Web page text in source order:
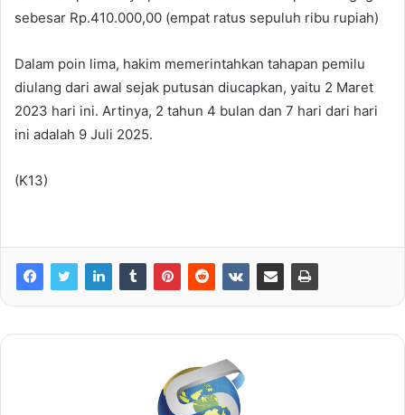
sebesar Rp.410.000,00 (empat ratus sepuluh ribu rupiah)
Dalam poin lima, hakim memerintahkan tahapan pemilu
diulang dari awal sejak putusan diucapkan, yaitu 2 Maret
2023 hari ini. Artinya, 2 tahun 4 bulan dan 7 hari dari hari
ini adalah 9 Juli 2025.
(K13)